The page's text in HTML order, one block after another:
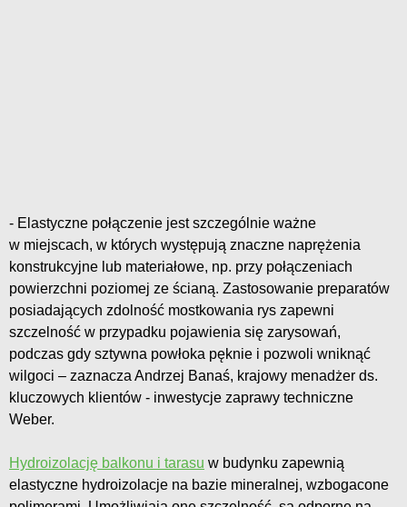
- Elastyczne połączenie jest szczególnie ważne
w miejscach, w których występują znaczne naprężenia
konstrukcyjne lub materiałowe, np. przy połączeniach
powierzchni poziomej ze ścianą. Zastosowanie preparatów
posiadających zdolność mostkowania rys zapewni
szczelność w przypadku pojawienia się zarysowań,
podczas gdy sztywna powłoka pęknie i pozwoli wniknąć
wilgoci – zaznacza Andrzej Banaś, krajowy menadżer ds.
kluczowych klientów - inwestycje zaprawy techniczne
Weber.
Hydroizolację balkonu i tarasu w budynku zapewnią
elastyczne hydroizolacje na bazie mineralnej, wzbogacone